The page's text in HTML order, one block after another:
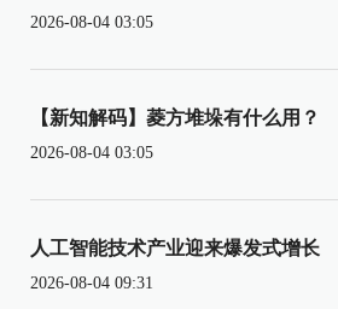
2026-08-04 03:05
【新知解码】菱方堆垛有什么用？
2026-08-04 03:05
人工智能技术产业迎来爆发式增长
2026-08-04 09:31